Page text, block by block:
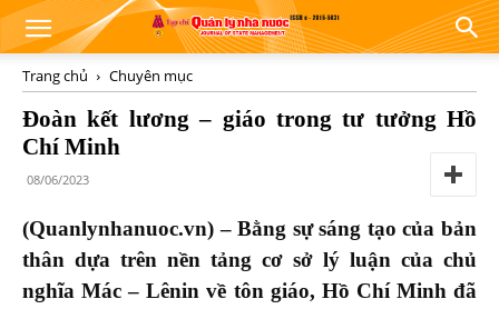
Trang chủ Chuyên mục
Đoàn kết lương – giáo trong tư tưởng Hồ
Chí Minh
08/06/2023
(Quanlynhanuoc.vn) – Bằng sự sáng tạo của bản
thân dựa trên nền tảng cơ sở lý luận của chủ
nghĩa Mác – Lênin về tôn giáo, Hồ Chí Minh đã